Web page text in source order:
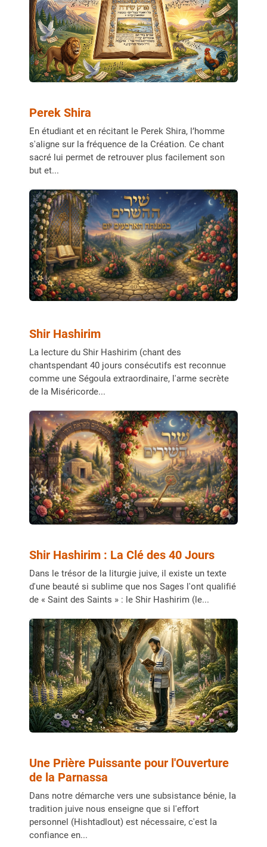
Perek Shira
En étudiant et en récitant le Perek Shira, l’homme
s'aligne sur la fréquence de la Création. Ce chant
sacré lui permet de retrouver plus facilement son
but et...
Shir Hashirim
La lecture du Shir Hashirim (chant des
chantspendant 40 jours consécutifs est reconnue
comme une Ségoula extraordinaire, l'arme secrète
de la Miséricorde...
Shir Hashirim : La Clé des 40 Jours
Dans le trésor de la liturgie juive, il existe un texte
d'une beauté si sublime que nos Sages l'ont qualifié
de « Saint des Saints » : le Shir Hashirim (le...
Une Prière Puissante pour l'Ouverture
de la Parnassa
Dans notre démarche vers une subsistance bénie, la
tradition juive nous enseigne que si l'effort
personnel (Hishtadlout) est nécessaire, c'est la
confiance en...